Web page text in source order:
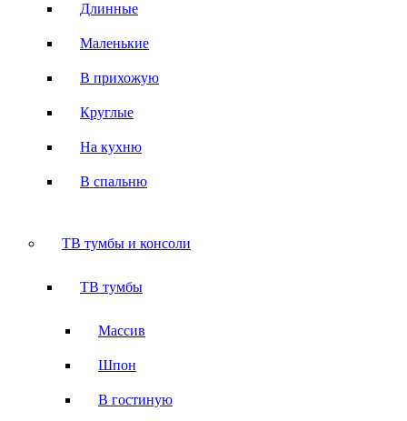
Длинные
Маленькие
В прихожую
Круглые
На кухню
В спальню
ТВ тумбы и консоли
ТВ тумбы
Массив
Шпон
В гостиную